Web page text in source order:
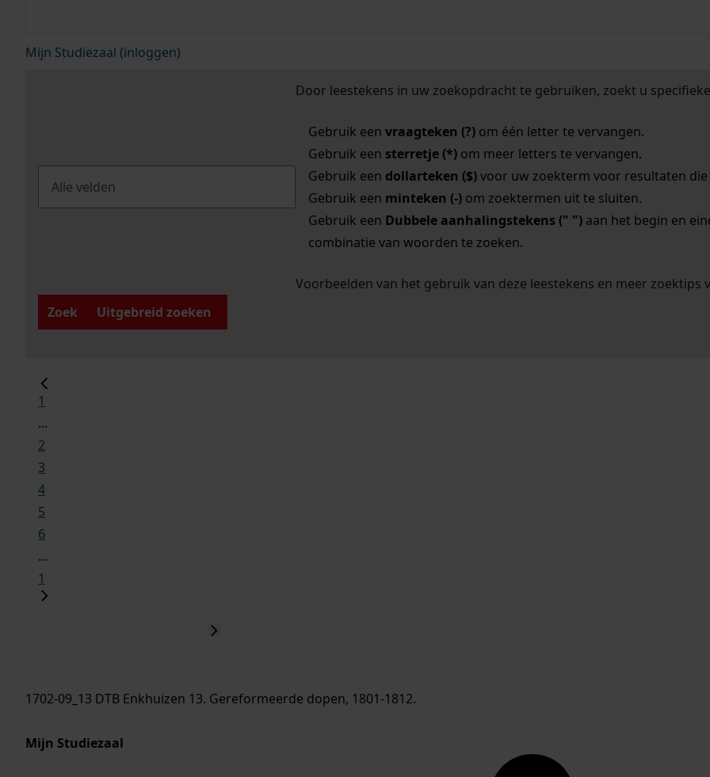
Mijn Studiezaal (inloggen)
Door leestekens in uw zoekopdracht te gebruiken, zoekt u
Gebruik een vraagteken (?)om één letter te vervangen.
Gebruik een sterretje (*)om meer letters te vervangen.
Gebruik een dollarteken ($)voor uw zoekterm voor resultaten die
Gebruik een minteken (-)om zoektermen uit te sluiten.
Gebruik een Dubbele aanhalingstekens (" ")aan het begin en
combinatie van woorden te zoeken.
Voorbeelden van het gebruik van deze leestekens en meer zoektips
Zoek
Uitgebreid zoeken
1
...
2
3
4
5
6
...
1
1702-09_13 DTB Enkhuizen 13. Gereformeerde dopen, 1801-1812.
Mijn Studiezaal